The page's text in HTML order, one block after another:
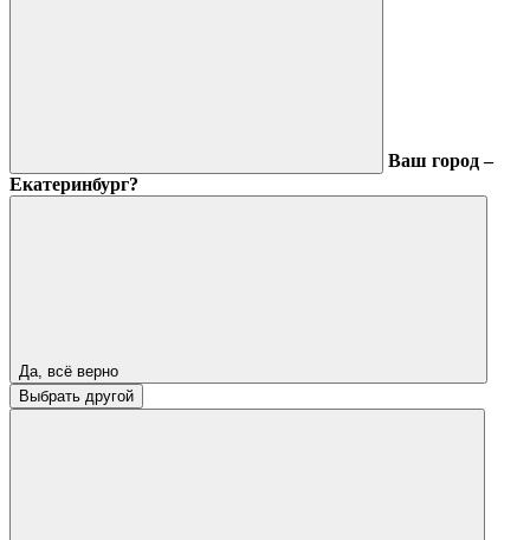
Ваш город –
Екатеринбург?
Да, всё верно
Выбрать другой